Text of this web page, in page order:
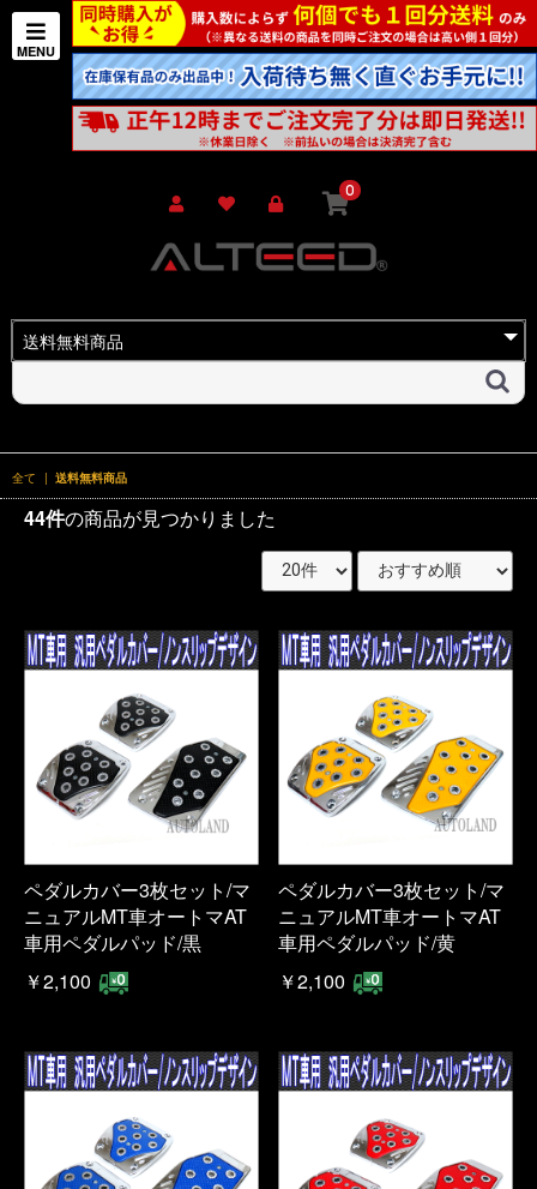
0
全て | 送料無料商品
44件の商品が見つかりました
ペダルカバー3枚セット/マ
ニュアルMT車オートマAT
車用ペダルパッド/黒
￥2,100
ペダルカバー3枚セット/マ
ニュアルMT車オートマAT
車用ペダルパッド/黄
￥2,100